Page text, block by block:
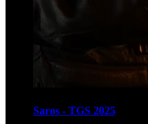
Saros - TGS 2025